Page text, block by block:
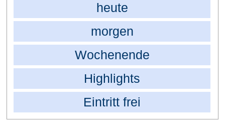
heute
morgen
Wochenende
Highlights
Eintritt frei